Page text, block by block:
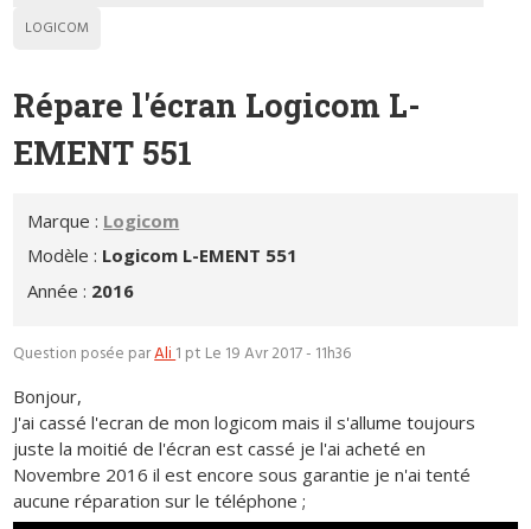
LOGICOM
Répare l'écran Logicom L-
EMENT 551
Marque : Logicom
Modèle : Logicom L-EMENT 551
Année : 2016
Question posée parAli1 pt Le 19 Avr 2017 - 11h36
Bonjour,
J'ai cassé l'ecran de mon logicom mais il s'allume toujours
juste la moitié de l'écran est cassé je l'ai acheté en
Novembre 2016 il est encore sous garantie je n'ai tenté
aucune réparation sur le téléphone ;